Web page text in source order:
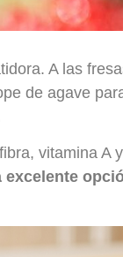
A las
de agave
vitamina A